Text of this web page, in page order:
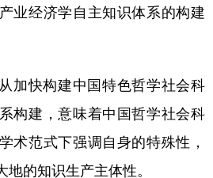
业经济学自主知识体系的构建
快构建中国特色哲学社会科
构建，意味着中国哲学社会科
术范式下强调自身的特殊性，
的知识生产主体性。